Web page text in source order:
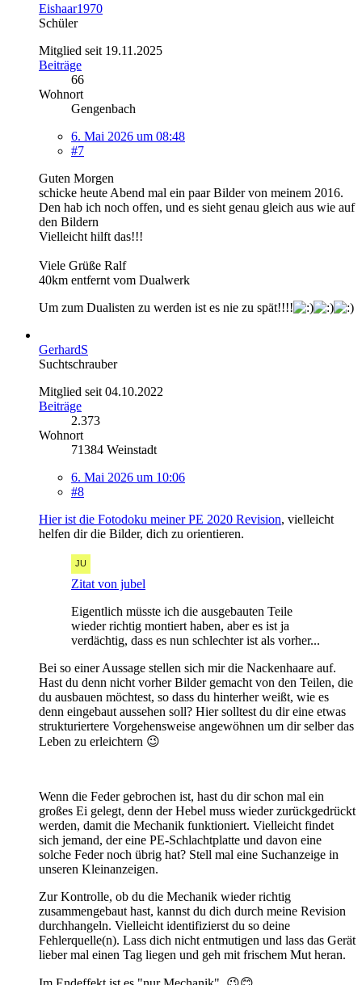
Eishaar1970
Schüler
Mitglied seit 19.11.2025
Beiträge
66
Wohnort
Gengenbach
6. Mai 2026 um 08:48
#7
Guten Morgen
schicke heute Abend mal ein paar Bilder von meinem 2016.
Den hab ich noch offen, und es sieht genau gleich aus wie auf
den Bildern
Vielleicht hilft das!!!
Viele Grüße Ralf
40km entfernt vom Dualwerk
Um zum Dualisten zu werden ist es nie zu spät!!!!
GerhardS
Suchtschrauber
Mitglied seit 04.10.2022
Beiträge
2.373
Wohnort
71384 Weinstadt
6. Mai 2026 um 10:06
#8
Hier ist die Fotodoku meiner PE 2020 Revision, vielleicht
helfen dir die Bilder, dich zu orientieren.
Zitat von jubel
Eigentlich müsste ich die ausgebauten Teile
wieder richtig montiert haben, aber es ist ja
verdächtig, dass es nun schlechter ist als vorher...
Bei so einer Aussage stellen sich mir die Nackenhaare auf.
Hast du denn nicht vorher Bilder gemacht von den Teilen, die
du ausbauen möchtest, so dass du hinterher weißt, wie es
denn eingebaut aussehen soll? Hier solltest du dir eine etwas
strukturiertere Vorgehensweise angewöhnen um dir selber das
Leben zu erleichtern 😉
Wenn die Feder gebrochen ist, hast du dir schon mal ein
großes Ei gelegt, denn der Hebel muss wieder zurückgedrückt
werden, damit die Mechanik funktioniert. Vielleicht findet
sich jemand, der eine PE-Schlachtplatte und davon eine
solche Feder noch übrig hat? Stell mal eine Suchanzeige in
unseren Kleinanzeigen.
Zur Kontrolle, ob du die Mechanik wieder richtig
zusammengebaut hast, kannst du dich durch meine Revision
durchhangeln. Vielleicht identifizierst du so deine
Fehlerquelle(n). Lass dich nicht entmutigen und lass das Gerät
lieber mal einen Tag liegen und geh mit frischem Mut heran.